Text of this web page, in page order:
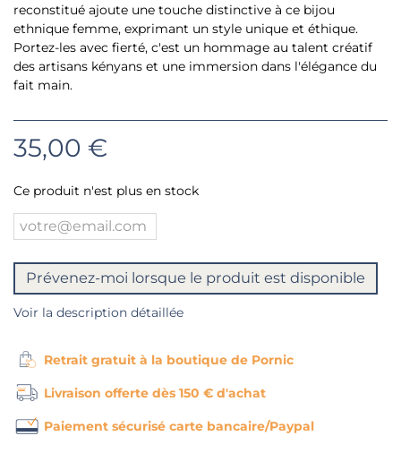
reconstitué ajoute une touche distinctive à ce bijou
ethnique femme, exprimant un style unique et éthique.
Portez-les avec fierté, c'est un hommage au talent créatif
des artisans kényans et une immersion dans l'élégance du
fait main.
35,00 €
Ce produit n'est plus en stock
Prévenez-moi lorsque le produit est disponible
Voir la description détaillée
Retrait gratuit à la boutique de Pornic
Livraison offerte dès 150 € d'achat
Paiement sécurisé carte bancaire/Paypal